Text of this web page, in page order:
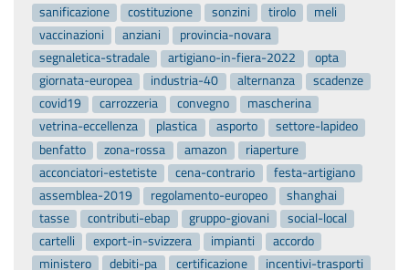
sanificazione
costituzione sonzini tirolo
meli
vaccinazioni
anziani
provincia-novara
segnaletica-stradale
artigiano-in-fiera-2022
opta
giornata-europea
industria-40 alternanza
scadenze
covid19
carrozzeria convegno
mascherina
vetrina-eccellenza
plastica asporto
settore-lapideo
benfatto
zona-rossa amazon
riaperture
acconciatori-estetiste
cena-contrario
festa-artigiano
assemblea-2019
regolamento-europeo
shanghai
tasse
contributi-ebap gruppo-giovani
social-local
cartelli
export-in-svizzera impianti
accordo
ministero
debiti-pa certificazione incentivi-trasporti